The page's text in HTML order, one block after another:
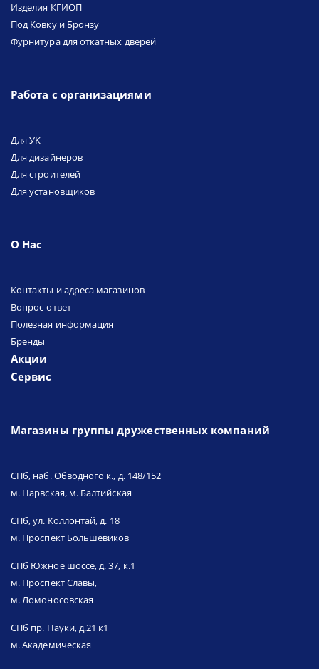
Изделия КГИОП
Под Ковку и Бронзу
Фурнитура для откатных дверей
Работа с организациями
Для УК
Для дизайнеров
Для строителей
Для установщиков
О Нас
Контакты и адреса магазинов
Вопрос-ответ
Полезная информация
Бренды
Акции
Сервис
Магазины группы дружественных компаний
СПб, наб. Обводного к., д. 148/152
м. Нарвская, м. Балтийская
СПб, ул. Коллонтай, д. 18
м. Проспект Большевиков
СПб Южное шоссе, д. 37, к.1
м. Проспект Славы,
м. Ломоносовская
СПб пр. Науки, д.21 к1
м. Академическая